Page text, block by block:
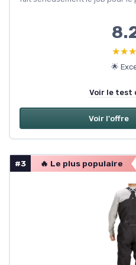
🌟
Voir le test
Voir l'offre
#3 🔥 Le plus populaire